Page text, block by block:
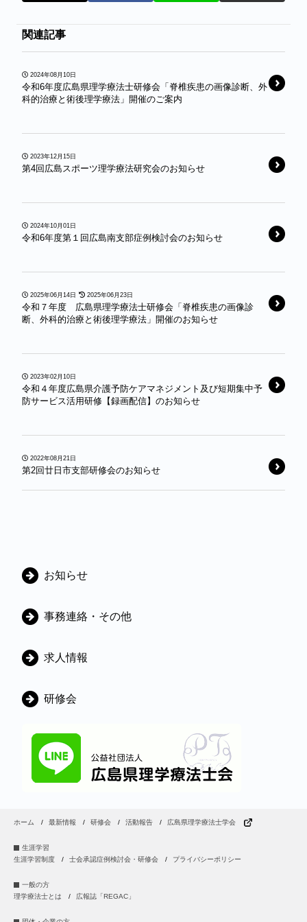
関連記事
2024年08月10日
令和6年度広島県理学療法士研修会「脊椎疾患の画像診断、外
科的治療と術後理学療法」開催のご案内
2023年12月15日
第4回広島スポーツ理学療法研究会のお知らせ
2024年10月01日
令和6年度第１回広島南支部症例検討会のお知らせ
2025年06月14日 2025年06月23日
令和７年度 広島県理学療法士研修会「脊椎疾患の画像診
断、外科的治療と術後理学療法」開催のお知らせ
2023年02月10日
令和４年度広島県介護予防ケアマネジメント及び短期集中予
防サービス活用研修【録画配信】のお知らせ
2022年08月21日
第2回廿日市支部研修会のお知らせ
カ
ゴ
ー
お知らせ
事務連絡・その他
求人情報
研修会
ホーム 最新情報 研修会 活動報告 広島県理学療法士学会
生涯学習
生涯学習制度
士会承認症例検討会・研修会 プライバシーポリシー
一般の方
理学療法士とは
広報誌「REGAC」